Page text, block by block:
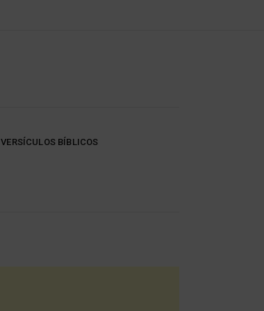
VERSÍCULOS BÍBLICOS